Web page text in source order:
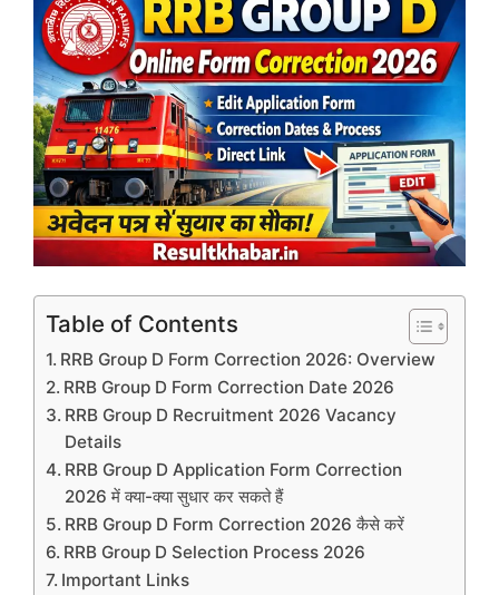
Table of Contents
RRB Group D Form Correction 2026: Overview
RRB Group D Form Correction Date 2026
RRB Group D Recruitment 2026 Vacancy
Details
RRB Group D Application Form Correction
2026 में क्या-क्या सुधार कर सकते हैं
RRB Group D Form Correction 2026 कैसे करें
RRB Group D Selection Process 2026
Important Links